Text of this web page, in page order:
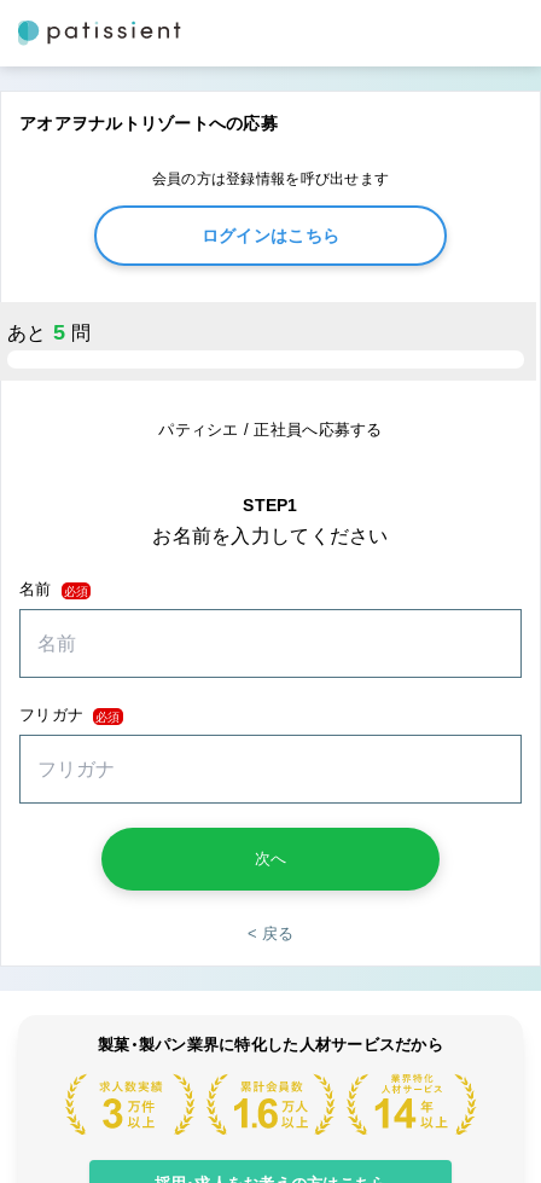
アオアヲナルトリゾートへの応募
会員の方は登録情報を呼び出せます
ログインはこちら
あと 5 問
パティシエ / 正社員へ応募する
STEP1
お名前を入力してください
名前 必須
フリガナ 必須
次へ
< 戻る
製菓・製パン業界に特化した人材サービスだから